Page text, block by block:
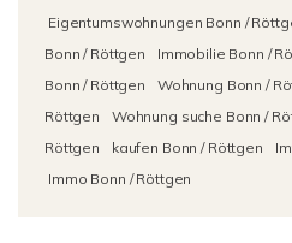
Eigentumswohnungen Bonn /
Bonn / Röttgen
Immobilie Bonn /
Bonn / Röttgen
Wohnung Bonn /
Röttgen
Wohnung suche Bonn /
Röttgen
kaufen Bonn / Röttgen
Immo Bonn / Röttgen